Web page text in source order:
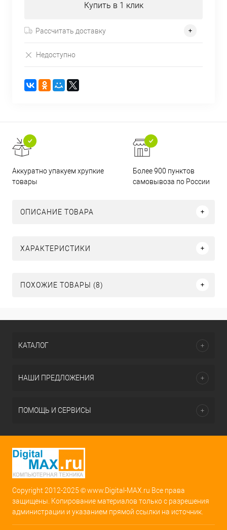
Купить в 1 клик
Рассчитать доставку
Недоступно
Аккуратно упакуем хрупкие
товары
Более 900 пунктов
самовывоза по России
ОПИСАНИЕ ТОВАРА
ХАРАКТЕРИСТИКИ
ПОХОЖИЕ ТОВАРЫ (8)
КАТАЛОГ
НАШИ ПРЕДЛОЖЕНИЯ
ПОМОЩЬ И СЕРВИСЫ
Copyright 2012-2025 © www.Digital-MAX.ru Все права
защищены. Копирование материалов только с разрешения
администрации и указанием прямой ссылки на источник.